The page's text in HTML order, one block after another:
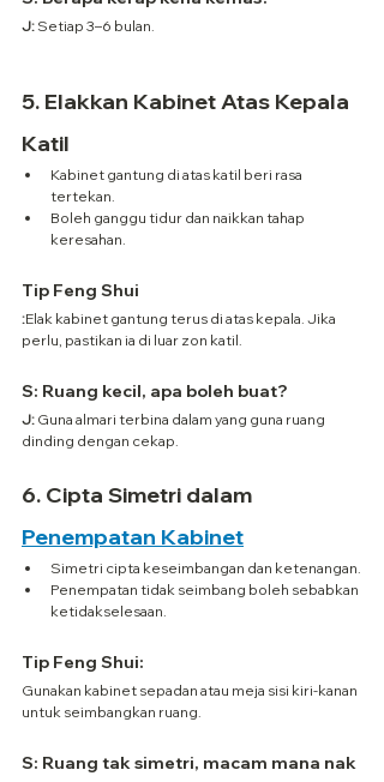
J: Setiap 3–6 bulan.
5. Elakkan Kabinet Atas Kepala
Katil
Kabinet gantung di atas katil beri rasa
tertekan.
Boleh ganggu tidur dan naikkan tahap
keresahan.
Tip Feng Shui
:Elak kabinet gantung terus di atas kepala. Jika
perlu, pastikan ia di luar zon katil.
S: Ruang kecil, apa boleh buat?
J: Guna almari terbina dalam yang guna ruang
dinding dengan cekap.
6. Cipta Simetri dalam
Penempatan Kabinet
Simetri cipta keseimbangan dan ketenangan.
Penempatan tidak seimbang boleh sebabkan
ketidakselesaan.
Tip Feng Shui:
Gunakan kabinet sepadan atau meja sisi kiri-kanan
untuk seimbangkan ruang.
S: Ruang tak simetri, macam mana nak